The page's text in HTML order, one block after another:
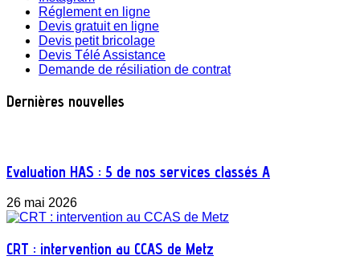
Réglement en ligne
Devis gratuit en ligne
Devis petit bricolage
Devis Télé Assistance
Demande de résiliation de contrat
Dernières nouvelles
Evaluation HAS : 5 de nos services classés A
26 mai 2026
CRT : intervention au CCAS de Metz